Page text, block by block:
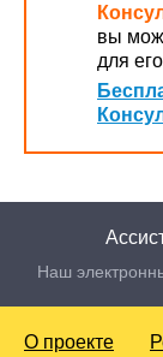
вы
для
Наш
О проекте